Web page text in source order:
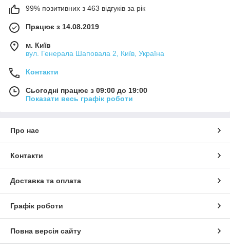
99% позитивних з 463 відгуків за рік
Працює з 14.08.2019
м. Київ
вул. Генерала Шаповала 2, Київ, Україна
Контакти
Сьогодні працює з 09:00 до 19:00
Показати весь графік роботи
Про нас
Контакти
Доставка та оплата
Графік роботи
Повна версія сайту